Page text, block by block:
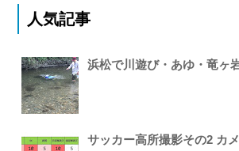
人気記事
浜松で川遊び・あゆ・竜ヶ
サッカー高所撮影その2 カ